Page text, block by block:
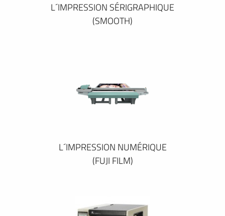
L´IMPRESSION SÉRIGRAPHIQUE
(SMOOTH)
L´IMPRESSION NUMÉRIQUE
(FUJI FILM)